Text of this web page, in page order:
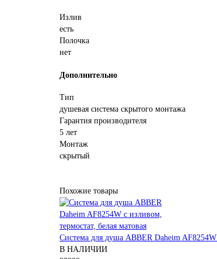
Излив
есть
Полочка
нет
Дополнительно
Тип
душевая система скрытого монтажа
Гарантия производителя
5 лет
Монтаж
скрытый
Похожие товары
Система для душа ABBER Daheim AF8254W
В НАЛИЧИИ